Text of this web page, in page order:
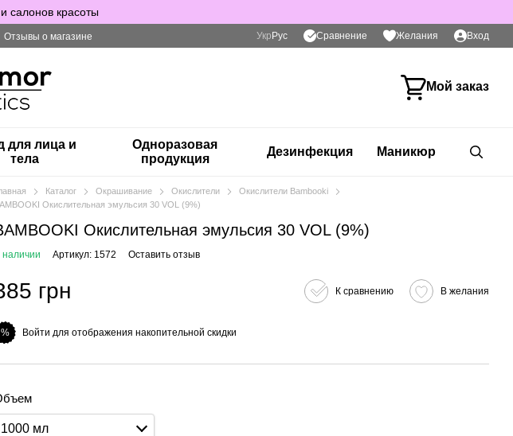
салонов красоты
Отзывы о магазине Укр Рус Сравнение Желания Вход
Мой заказ
для лица и
тела
Одноразовая
продукция
Дезинфекция Маникюр
Каталог Окрашивание Окислители
Окислители Bambooki
Окислительная эмульсия 30 VOL (9%)
Окислительная эмульсия 30 VOL (9%)
наличии Артикул: 1572 Оставить отзыв
грн К сравнению В желания
% Войти для отображения накопительной скидки
1000 мл